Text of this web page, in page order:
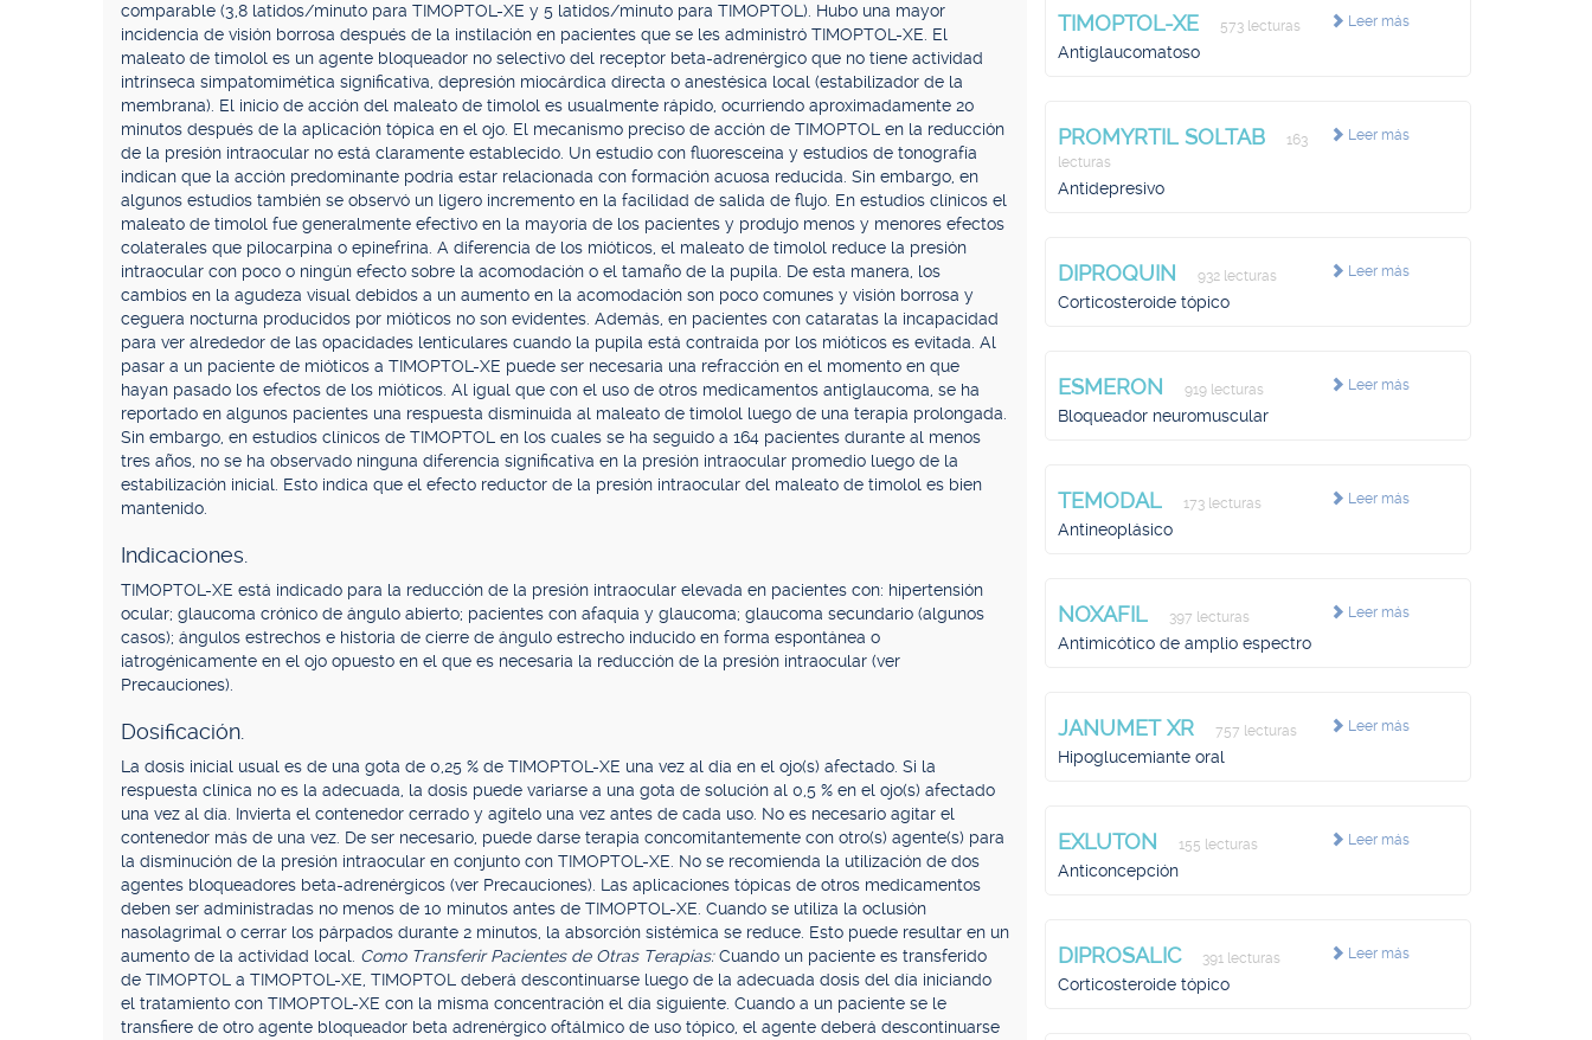
comparable (3,8 latidos/minuto para TIMOPTOL-XE y 5 latidos/minuto para TIMOPTOL). Hubo una mayor
incidencia de visión borrosa después de la instilación en pacientes que se les administró TIMOPTOL-XE. El
maleato de timolol es un agente bloqueador no selectivo del receptor beta-adrenérgico que no tiene actividad
intrínseca simpatomimética significativa, depresión miocárdica directa o anestésica local (estabilizador de la
membrana). El inicio de acción del maleato de timolol es usualmente rápido, ocurriendo aproximadamente 20
minutos después de la aplicación tópica en el ojo. El mecanismo preciso de acción de TIMOPTOL en la reducción
de la presión intraocular no está claramente establecido. Un estudio con fluoresceína y estudios de tonografía
indican que la acción predominante podría estar relacionada con formación acuosa reducida. Sin embargo, en
algunos estudios también se observó un ligero incremento en la facilidad de salida de flujo. En estudios clínicos el
maleato de timolol fue generalmente efectivo en la mayoría de los pacientes y produjo menos y menores efectos
colaterales que pilocarpina o epinefrina. A diferencia de los mióticos, el maleato de timolol reduce la presión
intraocular con poco o ningún efecto sobre la acomodación o el tamaño de la pupila. De esta manera, los
cambios en la agudeza visual debidos a un aumento en la acomodación son poco comunes y visión borrosa y
ceguera nocturna producidos por mióticos no son evidentes. Además, en pacientes con cataratas la incapacidad
para ver alrededor de las opacidades lenticulares cuando la pupila está contraída por los mióticos es evitada. Al
pasar a un paciente de mióticos a TIMOPTOL-XE puede ser necesaria una refracción en el momento en que
hayan pasado los efectos de los mióticos. Al igual que con el uso de otros medicamentos antiglaucoma, se ha
reportado en algunos pacientes una respuesta disminuida al maleato de timolol luego de una terapia prolongada.
Sin embargo, en estudios clínicos de TIMOPTOL en los cuales se ha seguido a 164 pacientes durante al menos
tres años, no se ha observado ninguna diferencia significativa en la presión intraocular promedio luego de la
estabilización inicial. Esto indica que el efecto reductor de la presión intraocular del maleato de timolol es bien
mantenido.
Indicaciones.
TIMOPTOL-XE está indicado para la reducción de la presión intraocular elevada en pacientes con: hipertensión
ocular; glaucoma crónico de ángulo abierto; pacientes con afaquia y glaucoma; glaucoma secundario (algunos
casos); ángulos estrechos e historia de cierre de ángulo estrecho inducido en forma espontánea o
iatrogénicamente en el ojo opuesto en el que es necesaria la reducción de la presión intraocular (ver
Precauciones).
Dosificación.
La dosis inicial usual es de una gota de 0,25 % de TIMOPTOL-XE una vez al día en el ojo(s) afectado. Si la
respuesta clínica no es la adecuada, la dosis puede variarse a una gota de solución al 0,5 % en el ojo(s) afectado
una vez al día. Invierta el contenedor cerrado y agítelo una vez antes de cada uso. No es necesario agitar el
contenedor más de una vez. De ser necesario, puede darse terapia concomitantemente con otro(s) agente(s) para
la disminución de la presión intraocular en conjunto con TIMOPTOL-XE. No se recomienda la utilización de dos
agentes bloqueadores beta-adrenérgicos (ver Precauciones). Las aplicaciones tópicas de otros medicamentos
deben ser administradas no menos de 10 minutos antes de TIMOPTOL-XE. Cuando se utiliza la oclusión
nasolagrimal o cerrar los párpados durante 2 minutos, la absorción sistémica se reduce. Esto puede resultar en un
aumento de la actividad local. Como Transferir Pacientes de Otras Terapias:Cuando un paciente es transferido
de TIMOPTOL a TIMOPTOL-XE, TIMOPTOL deberá descontinuarse luego de la adecuada dosis del día iniciando
el tratamiento con TIMOPTOL-XE con la misma concentración el día siguiente. Cuando a un paciente se le
transfiere de otro agente bloqueador beta adrenérgico oftálmico de uso tópico, el agente deberá descontinuarse
Leer más
TIMOPTOL-XE 573 lecturas
Antiglaucomatoso
Leer más
PROMYRTIL SOLTAB
163
lecturas
Antidepresivo
Leer más
DIPROQUIN 932 lecturas
Corticosteroide tópico
Leer más
ESMERON 919 lecturas
Bloqueador neuromuscular
Leer más
TEMODAL 173 lecturas
Antineoplásico
Leer más
NOXAFIL 397 lecturas
Antimicótico de amplio espectro
Leer más
JANUMET XR 757 lecturas
Hipoglucemiante oral
Leer más
EXLUTON 155 lecturas
Anticoncepción
Leer más
DIPROSALIC 391 lecturas
Corticosteroide tópico